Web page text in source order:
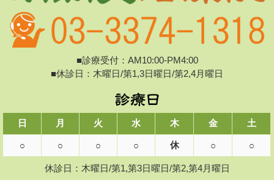
■診療受付：AM10:00-PM4:00
■休診日：木曜日/第1,3日曜日/第2,4月曜日
日 月 火 水 木 金 土
○ ○ ○ ○ 休 ○ ○
休診日：木曜日/第1,第3日曜日/第2,第4月曜日